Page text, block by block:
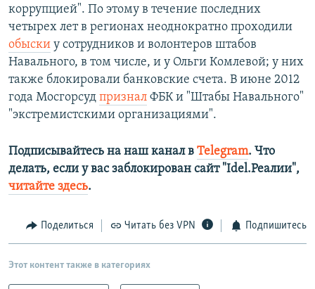
коррупцией". По этому в течение последних
четырех лет в регионах неоднократно проходили
обыски у сотрудников и волонтеров штабов
Навального, в том числе, и у Ольги Комлевой; у них
также блокировали банковские счета. В июне 2012
года Мосгорсуд признал ФБК и "Штабы Навального"
"экстремистскими организациями".
Подписывайтесь на наш канал в Telegram. Что
делать, если у вас заблокирован сайт "Idel.Реалии",
читайте здесь.
Поделиться Читать без VPN Подпишитесь
Этот контент также в категориях